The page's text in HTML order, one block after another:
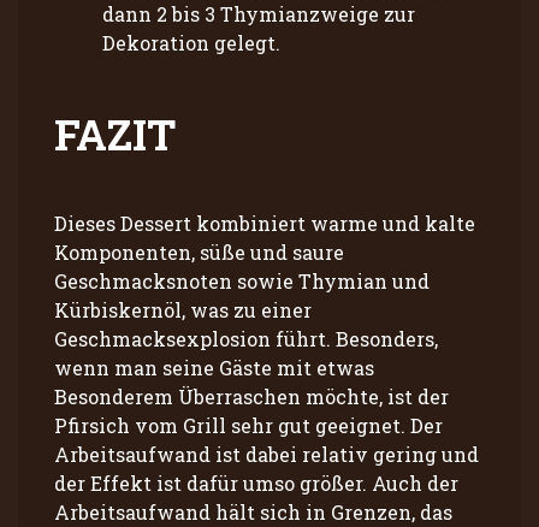
dann 2 bis 3 Thymianzweige zur
Dekoration gelegt.
FAZIT
Dieses Dessert kombiniert warme und kalte
Komponenten, süße und saure
Geschmacksnoten sowie Thymian und
Kürbiskernöl, was zu einer
Geschmacksexplosion führt. Besonders,
wenn man seine Gäste mit etwas
Besonderem Überraschen möchte, ist der
Pfirsich vom Grill sehr gut geeignet. Der
Arbeitsaufwand ist dabei relativ gering und
der Effekt ist dafür umso größer. Auch der
Arbeitsaufwand hält sich in Grenzen, das